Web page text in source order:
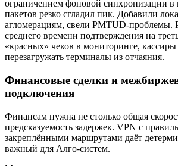
ограничением фоновой синхронизации в
пакетов резко сгладил пик. Добавили
агломерациям, свели PMTUD-проблемы.
среднего времени подтверждения на
«красных» чеков в мониторинге, кассиры
перезагружать терминалы из отчаяния.
Финансовые сделки и
подключения
Финансам нужна не столько общая
предсказуемость задержек. VPN с
закреплёнными маршрутами даёт
важный для Алго-систем.